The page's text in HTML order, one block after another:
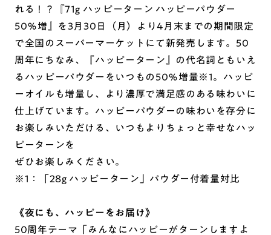
れる！？『71g ハッピーターン ハッピーパウダー
50％増』を3月30日（月）より4月末までの期間限定
で全国のスーパーマーケットにて新発売します。50
周年にちなみ、『ハッピーターン』の代名詞ともいえ
るハッピーパウダーをいつもの50％増量※1。ハッピ
ーオイルも増量し、より濃厚で満足感のある味わいに
仕上げています。ハッピーパウダーの味わいを存分に
お楽しみいただける、いつもよりちょっと幸せなハッ
ピーターンを
ぜひお楽しみください。
※1：「28g ハッピーターン」パウダー付着量対比
《夜にも、ハッピーをお届け》
50周年テーマ「みんなにハッピーがターンしますよ